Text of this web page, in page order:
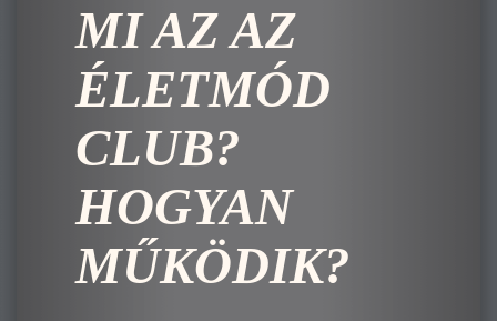
MI AZ AZ
ÉLETMÓD
CLUB?
HOGYAN
MŰKÖDIK?